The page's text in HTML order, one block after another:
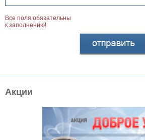
Акции
Все поля обязательны
к заполнению!